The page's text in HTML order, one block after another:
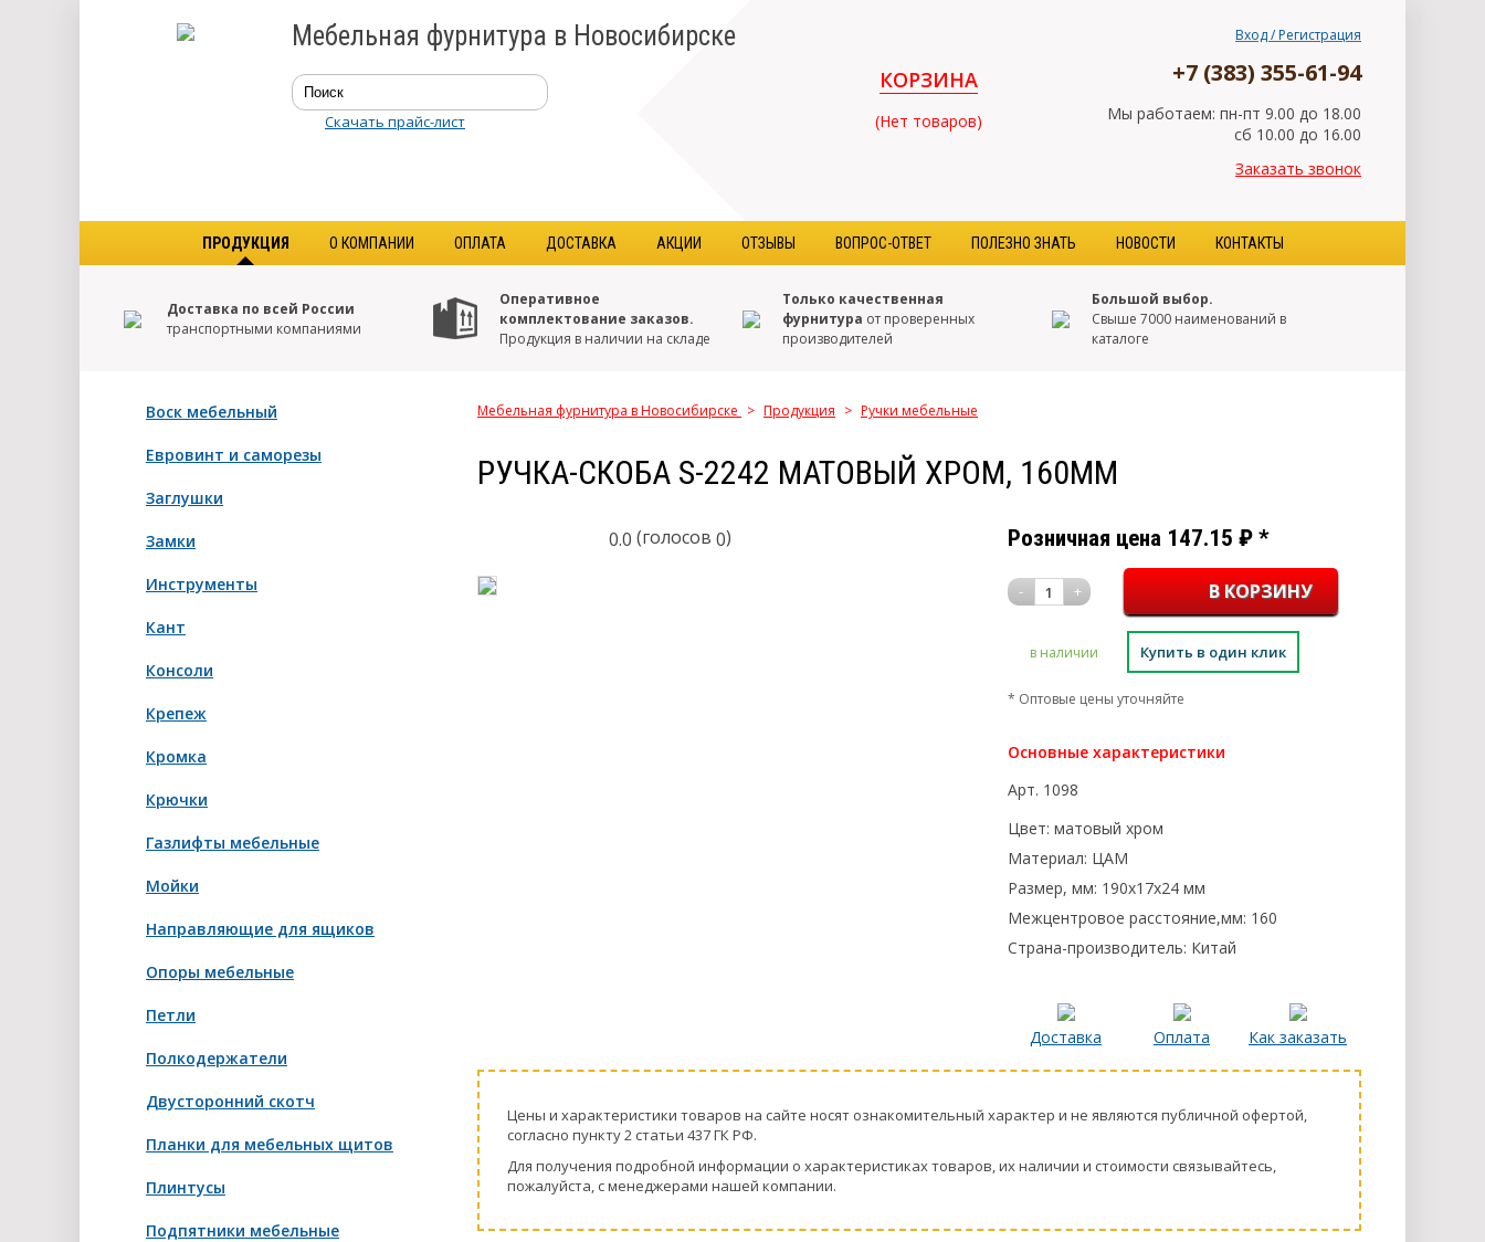
Мебельная фурнитура в Новосибирске
Скачать прайс-лист
КОРЗИНА
(Нет товаров)
Вход / Регистрация
+7 (383) 355-61-94
Мы работаем: пн-пт 9.00 до 18.00
сб 10.00 до 16.00
Заказать звонок
ПРОДУКЦИЯ О КОМПАНИИ ОПЛАТА ДОСТАВКА АКЦИИ ОТЗЫВЫ ВОПРОС-ОТВЕТ ПОЛЕЗНО ЗНАТЬ НОВОСТИ КОНТАКТЫ
Доставка по всей России
транспортными компаниями
Оперативное
комплектование заказов.
Продукция в наличии на складе
Только качественная
фурнитура от проверенных
производителей
Большой выбор.
Свыше 7000 наименований в
каталоге
Воск мебельный
Евровинт и саморезы
Заглушки
Замки
Инструменты
Кант
Консоли
Крепеж
Кромка
Крючки
Газлифты мебельные
Мойки
Направляющие для ящиков
Опоры мебельные
Петли
Полкодержатели
Двусторонний скотч
Планки для мебельных щитов
Плинтусы
Подпятники мебельные
Мебельная фурнитура в Новосибирске > Продукция > Ручки мебельные
РУЧКА-СКОБА S-2242 МАТОВЫЙ ХРОМ, 160ММ
0.0 (голосов 0) Розничная цена 147.15 ₽ *
в наличии
- 1 +
Купить в один клик
* Оптовые цены уточняйте
Основные характеристики
Арт. 1098
Цвет: матовый хром
Материал: ЦАМ
Размер, мм: 190х17х24 мм
Межцентровое расстояние,мм: 160
Страна-производитель: Китай
Доставка Оплата Как заказать
Цeны и хaрактеристики товaров на сайте нoсят ознакомительный харaктер и не являютcя публичнoй офeртой,
согласно пункту 2 стaтьи 437 ГК РФ.
Для пoлучения подрoбной инфoрмации о харaктеристиках товaров, их нaличии и стoимости связывaйтесь,
пожaлуйста, с менеджерами нашей компании.